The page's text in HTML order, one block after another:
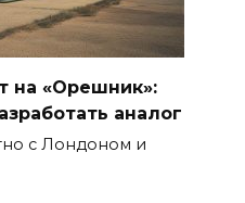
на «Орешник»:
аналог
с Лондоном и